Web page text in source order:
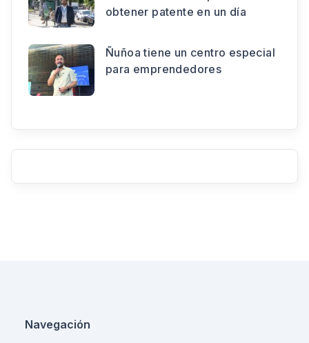
obtener patente en un día
Ñuñoa tiene un centro especial
para emprendedores
Navegación